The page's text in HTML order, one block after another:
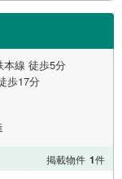
線 徒歩5分
歩17分
掲載物件 1件